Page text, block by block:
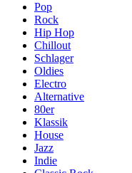
Pop
Rock
Hip Hop
Chillout
Schlager
Oldies
Electro
Alternative
80er
Klassik
House
Jazz
Indie